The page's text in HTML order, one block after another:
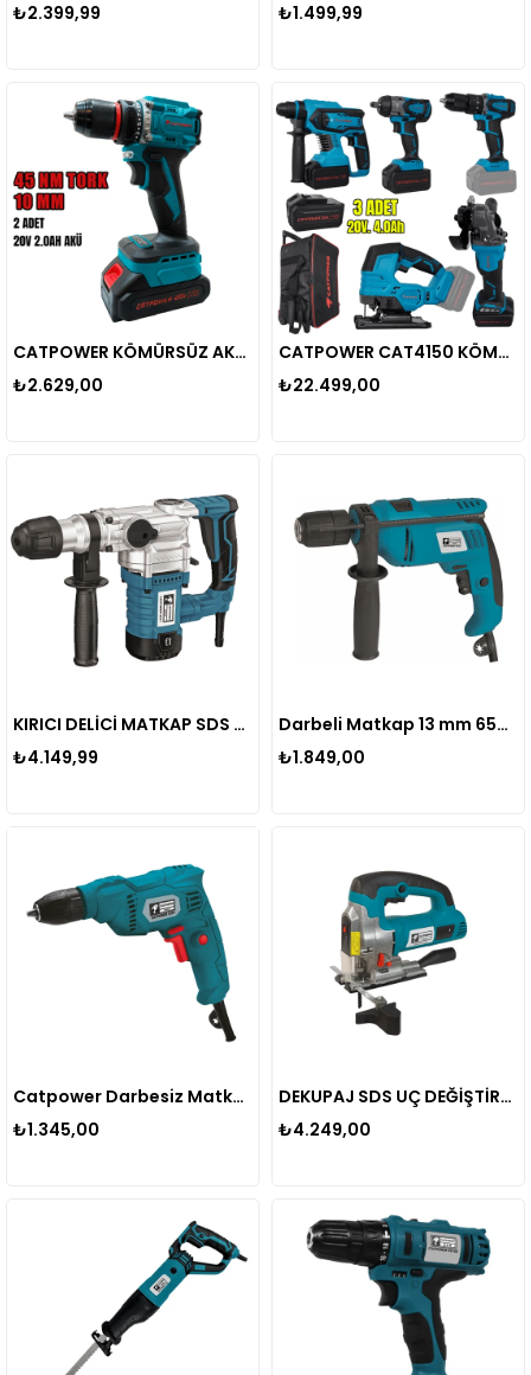
₺2.399,99
₺1.499,99
CATPOWER KÖMÜRSÜZ AKÜLÜ VİDALAMA CAT1515 Li-ion (SET) 10 MM 20V 2.0 Ah
₺2.629,00
CATPOWER CAT4150 KÖMÜRSÜZ AKÜLÜ SET: DARBELİ VİDALAMA / KIRICI-DELİCİ / AVUÇ TAŞLAMA / SOMUN SIKMA / DEKUPAJ 20V 4.0aH Lİ-İON
₺22.499,00
KIRICI DELİCİ MATKAP SDS PLUS 5Kg 1050W CAT5917
₺4.149,99
Darbeli Matkap 13 mm 650W CAT5605
₺1.849,00
Catpower Darbesiz Matkap 10mm 400W CAT5351
₺1.345,00
DEKUPAJ SDS UÇ DEĞİŞTİRME 710W CAT1720
₺4.249,00